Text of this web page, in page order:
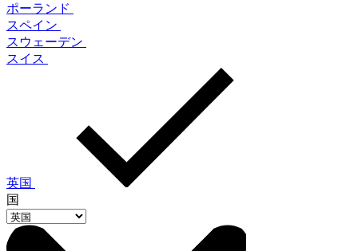
ポーランド
スペイン
スウェーデン
スイス
英国
国